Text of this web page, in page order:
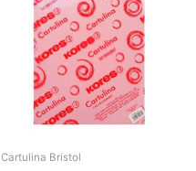
Cartulina Bristol